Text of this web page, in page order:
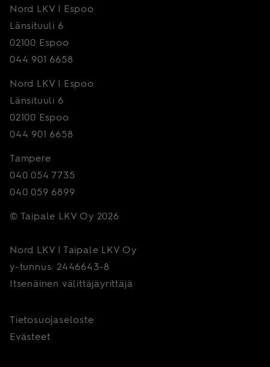
Nord LKV | Espoo
Länsituuli 6
02100 Espoo
044 901 6658
Nord LKV | Espoo
Länsituuli 6
02100 Espoo
044 901 6658
Tampere
040 054 7735
040 059 6899
© Taipale LKV Oy 2026
Nord LKV | Taipale LKV Oy
y-tunnus: 2446643-8
Itsenäinen välittäjäyrittäjä
Tietosuojaseloste
Evästeet